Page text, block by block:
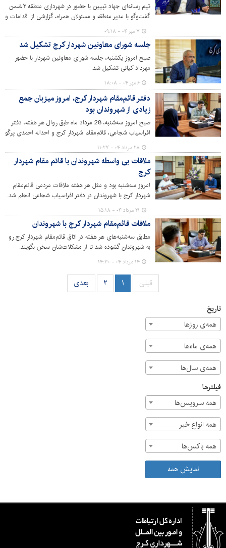
تیم رسانه‌ای جهاد تبیین با حضور در شهرداری منطقه ۲،ضمن
گفت‌وگو با مدیر منطقه و مسئولان همراه، گزارشی از اقدامات و
عملکردهای این منطقه در حوزه‌های مختلف شهری تهیه کرد.
۷ مهر ۰۴ - ۰۹:۱۸
جلسه شورای معاونین شهردار کرج تشکیل شد
صبح امروز یکشنبه، جلسه شورای معاونین شهردار با حضور
مهرداد کیانی تشکیل شد.
۶ مهر ۰۴ - ۱۸:۰۸
دفتر قائم‌مقام شهردار کرج، امروز میزبان جمع
زیادی از شهروندان بود
صبح امروز سه‌شنبه، 28 مرداد ماه طبق روال هر هفته، دفتر
افراسیاب شجاعی، قائم‌مقام شهردار کرج و احداله احمدی پرگو
مدیر کل حوزه شهردار کرج میزبان جمعی از شهروندان بودند.
مراجعه‌کنندگان در این دیدار چهره‌به‌چهره، مسائل و مطالبات
خود را مستقیماً مطرح کردند.
۲۸ مرداد ۰۴ - ۱۱:۲۷
ملاقات بی واسطه شهروندان با قائم مقام شهردار
کرج
امروز سه‌شنبه بود و مثل هر هفته ملاقات مردمی قائم‌مقام
شهردار کرج با شهروندان در دفتر افراسیاب شجاعی انجام شد.
۲۱ مرداد ۰۴ - ۱۵:۱۸
ملاقات قائم‌مقام شهردار کرج با شهروندان
مطابق سه‌شنبه‌های هر هفته در اتاق قائم‌مقام شهردار کرج رو
به شهروندان گشوده شد تا از مشکلات‌شان سخن بگویند.
۱۴ مرداد ۰۴ - ۱۴:۳۰
قبلی ۱ ۲ بعدی
تاریخ
همه‌ی روزها
همه‌ی ماه‌ها
همه‌ی سال‌ها
فیلترها
همه سرویس‌ها
همه انواع خبر
همه باکس‌ها
نمایش همه